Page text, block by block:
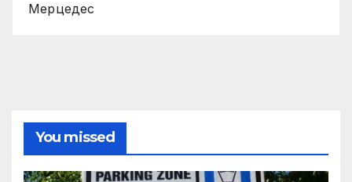
Мерцедес
You missed